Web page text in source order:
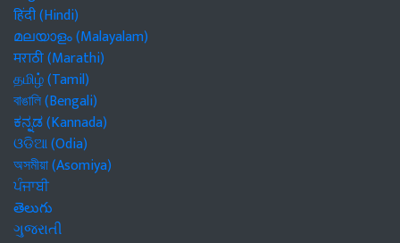
हिंदी (Hindi)
മലയാളം (Malayalam)
मराठी (Marathi)
தமிழ் (Tamil)
বাঙালি (Bengali)
ಕನ್ನಡ (Kannada)
ଓଡିଆ (Odia)
অসমীয়া (Asomiya)
ਪੰਜਾਬੀ
తెలుగు
ગુજરાતી